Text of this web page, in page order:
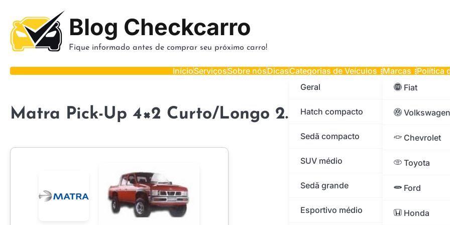
content
Blog Checkcarro
Fique informado antes de comprar seu próximo carro!
InícioServiçosSobre nósDicasCategorias de Veículos
Geral
Hatch compacto
Sedã compacto
SUV médio
Sedã grande
Esportivo médio
Marcas
Fiat
Volkswagen
Chevrolet
Toyota
Ford
Honda
Política
Matra Pick-Up 4×2 Curto/Longo 2.5 TDI Diesel 2002